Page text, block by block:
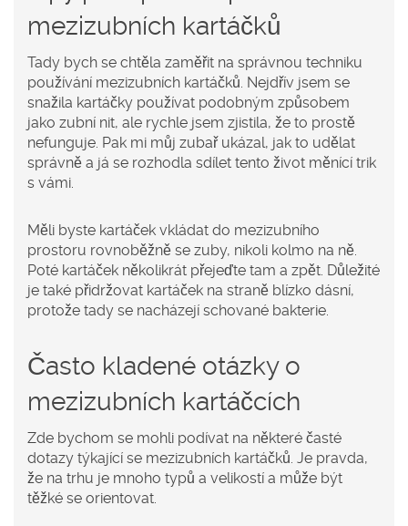
mezizubních kartáčků
Tady bych se chtěla zaměřit na správnou techniku
používání mezizubních kartáčků. Nejdřív jsem se
snažila kartáčky používat podobným způsobem
jako zubní nit, ale rychle jsem zjistila, že to prostě
nefunguje. Pak mi můj zubař ukázal, jak to udělat
správně a já se rozhodla sdílet tento život měnící trik
s vámi.
Měli byste kartáček vkládat do mezizubního
prostoru rovnoběžně se zuby, nikoli kolmo na ně.
Poté kartáček několikrát přejeďte tam a zpět. Důležité
je také přidržovat kartáček na straně blízko dásní,
protože tady se nacházejí schované bakterie.
Často kladené otázky o
mezizubních kartáčcích
Zde bychom se mohli podívat na některé časté
dotazy týkající se mezizubních kartáčků. Je pravda,
že na trhu je mnoho typů a velikostí a může být
těžké se orientovat.